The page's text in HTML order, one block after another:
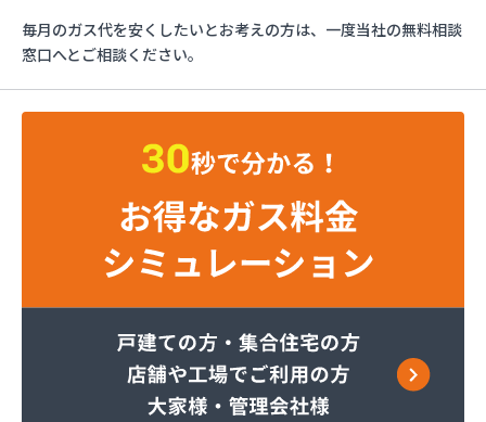
サンリン株式会社
サンリン株式会社 松本オートガススタンド
サンリン株式会社 長野南支店
サンリン株式会社 松本支店
ミヤバラガス株式会社
伊丹産業株式会社 長野工場
伊丹産業株式会社 千曲営業所
一之瀬電器瓦斯サービス
岡谷酸素株式会社 佐久営業所
毎月のガス代を安くしたいとお考えの方は、一度当社の無料相談
窓口へとご相談ください。